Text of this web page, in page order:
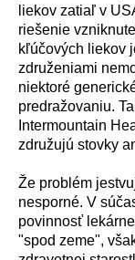
liekov zatiaľ v
riešenie
kľúčových liekov
združeniami
niektoré generick
predražovaniu.
Intermountain
združujú stovky
Že probl ém
nesporné. V sú
povinnosť leká
"spod zeme",